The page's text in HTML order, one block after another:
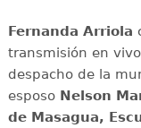
Fernanda Arriola
transmisión en
despacho de la
esposo Nelson
de Masagua,